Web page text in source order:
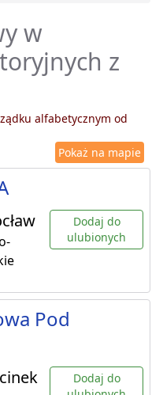
w
z
alfabetycznym od
Pokaż na mapie
Dodaj do
ulubionych
Pod
Dodaj do